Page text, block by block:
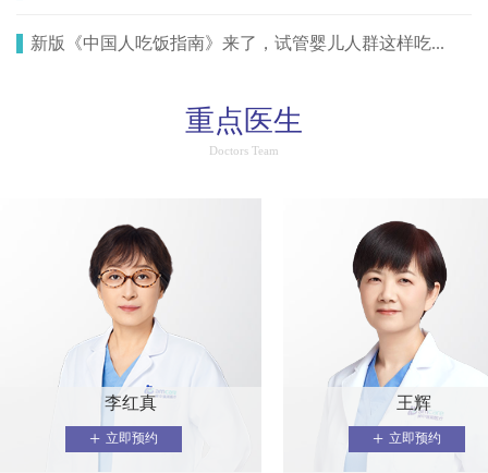
新版《中国人吃饭指南》来了，试管婴儿人群这样吃...
重点医生
Doctors Team
李红真
+ 立即预约
王辉
+ 立即预约